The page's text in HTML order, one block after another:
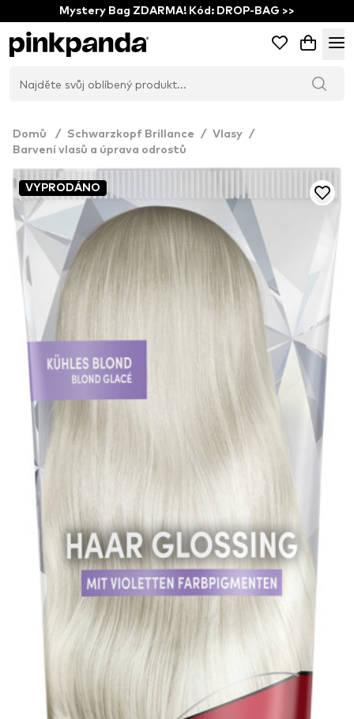
Mystery Bag ZDARMA! Kód: DROP-BAG >>
Domů / Schwarzkopf Brillance / Vlasy /
Barvení vlasů a úprava odrostů
VYPRODÁNO